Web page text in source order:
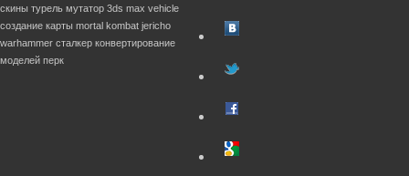
скины турель мутатор 3ds max vehicle
создание карты mortal kombat jericho
warhammer сталкер конвертирование
моделей перк